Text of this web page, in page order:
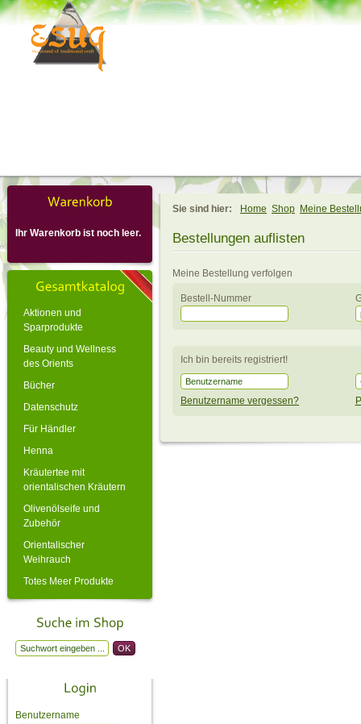
Ihr Warenkorb ist noch leer.
Aktionen und
Sparprodukte
Beauty und Wellness
des Orients
Bücher
Datenschutz
Für Händler
Henna
Kräutertee mit
orientalischen Kräutern
Olivenölseife und
Zubehör
Orientalischer
Weihrauch
Totes Meer Produkte
Benutzername
Sie sind hier: Home Shop Meine
Bestellungen auflisten
Meine Bestellung verfolgen
Bestell-Nummer
Ich bin bereits registriert!
Benutzername vergessen?